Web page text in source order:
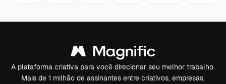
A plataforma criativa para você direcionar seu melhor trabalho.
Mais de 1 milhão de assinantes entre criativos, empresas,